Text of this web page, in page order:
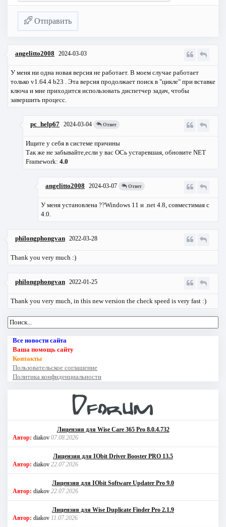
Отправить
angelitto2008 2024-03-03
У меня ни одна новая версия не работает. В моем случае работает
только v1.64.4 b23 . Эта версия продолжает поиск в "цикле" при вставке
ключа и мне приходится использовать диспетчер задач, чтобы
завершить процесс.
pc_help67 2024-03-04 Ответ
Ищите у себя в системе причины
Так же не забывайте,если у вас ОСь устаревшая, обновите NET
Framework: 4.0
angelitto2008 2024-03-07 Ответ
У меня установлена ??Windows 11 и .net 4.8, совместимая с
4.0.
philongphongvan 2022-03-28
Thank you very much :)
philongphongvan 2022-01-25
Thank you very much, in this new version the check speed is very fast :)
Все новости сайта
Ваша помощь сайту
Контакты
Пользовательское соглашение
Политика конфиденциальности
Лицензия для Wise Care 365 Pro 8.0.4.732
Автор: diakov 07.08.2026
Лицензия для IObit Driver Booster PRO 13.5
Автор: diakov 22.07.2026
Лицензия для IObit Software Updater Pro 9.0
Автор: diakov 22.07.2026
Лицензия для Wise Duplicate Finder Pro 2.1.9
Автор: diakov 11.07.2026